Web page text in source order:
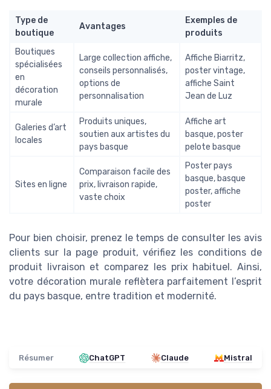
Type de
boutique
Avantages
Exemples de
produits
Boutiques
spécialisées
en
décoration
murale
Large collection affiche,
conseils personnalisés,
options de
personnalisation
Affiche Biarritz,
poster vintage,
affiche Saint
Jean de Luz
Galeries d’art
locales
Produits uniques,
soutien aux artistes du
pays basque
Affiche art
basque, poster
pelote basque
Sites en ligne
Comparaison facile des
prix, livraison rapide,
vaste choix
Poster pays
basque, basque
poster, affiche
poster
Pour bien choisir, prenez le temps de consulter les avis
clients sur la page produit, vérifiez les conditions de
produit livraison et comparez les prix habituel. Ainsi,
votre décoration murale reflètera parfaitement l’esprit
du pays basque, entre tradition et modernité.
Résumer ChatGPT Claude Mistral